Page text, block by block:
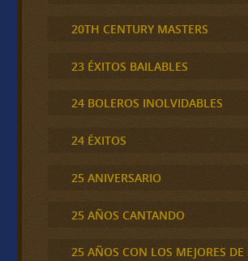
20TH CENTURY MASTERS
23 ÉXITOS BAILABLES
24 BOLEROS INOLVIDABLES
24 ÉXITOS
25 ANIVERSARIO
25 AÑOS CANTANDO
25 AÑOS CON LOS MEJORES DE